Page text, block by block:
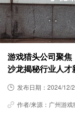
游戏猎头公司聚
沙龙揭秘行业人才
发布日期： 2024/12/
作者/来源： 广州游戏